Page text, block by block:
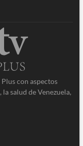
con aspectos
salud de Venezuela,